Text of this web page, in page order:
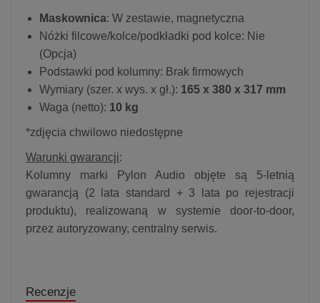
Maskownica: W zestawie, magnetyczna
Nóżki filcowe/kolce/podkładki pod kolce: Nie
(Opcja)
Podstawki pod kolumny: Brak firmowych
Wymiary (szer. x wys. x gł.): 165 x 380 x 317 mm
Waga (netto): 10 kg
*zdjęcia chwilowo niedostępne
Warunki gwarancji:
Kolumny marki Pylon Audio objęte są 5-letnią
gwarancją (2 lata standard + 3 lata po rejestracji
produktu), realizowaną w systemie door-to-door,
przez autoryzowany, centralny serwis.
Recenzje